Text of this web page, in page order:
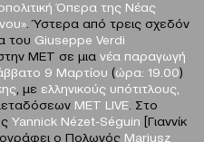
Όπερα της Νέας
. Ύστερα από τρεις σχεδόν
του Giuseppe Verdi
MET σε μια νέα παραγωγή
9 Μαρτίου (ώρα: 19.00)
, με ελληνικούς υπότιτλους,
MET LIVE . Στο
Yannick Nézet-Séguin [Γιαννίκ
ο Πολωνός Mariusz